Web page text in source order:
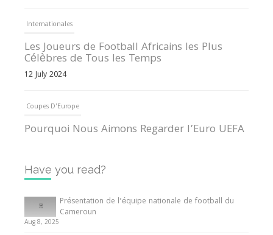
Internationales
Les Joueurs de Football Africains les Plus
Célèbres de Tous les Temps
12 July 2024
Coupes D'Europe
Pourquoi Nous Aimons Regarder l’Euro UEFA
Internationales
Tout ce que vous devez savoir sur la Coupe
d’Afrique des Nations
10 May 2024
Have you read?
Présentation de l’équipe nationale de football du
Cameroun
Aug 8, 2025